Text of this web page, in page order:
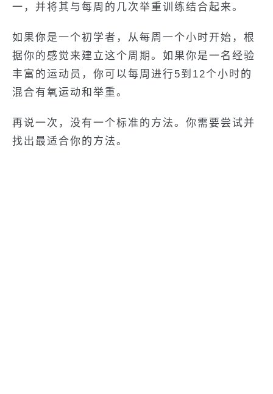
一，并将其与每周的几次举重训练结合起来。
如果你是一个初学者，从每周一个小时开始，根
据你的感觉来建立这个周期。如果你是一名经验
丰富的运动员，你可以每周进行5到12个小时的
混合有氧运动和举重。
再说一次，没有一个标准的方法。你需要尝试并
找出最适合你的方法。